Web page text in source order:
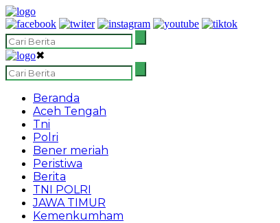
✖
Beranda
Aceh Tengah
Tni
Polri
Bener meriah
Peristiwa
Berita
TNI POLRI
JAWA TIMUR
Kemenkumham